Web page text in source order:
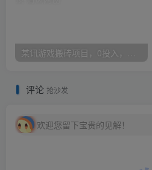
某讯游戏搬砖项目，0投入，可以挂机，轻松上手,月入3000+上不封顶
评论 抢沙发
欢迎您留下宝贵的见解！